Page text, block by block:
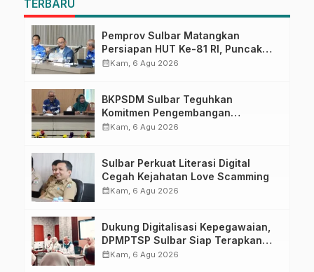
TERBARU
Pemprov Sulbar Matangkan
Persiapan HUT Ke-81 RI, Puncak
Upacara di Lapangan Ahmad
calendar_monthKam, 6 Agu 2026
BKPSDM Sulbar Teguhkan
Komitmen Pengembangan
Kompetensi ASN melalui
calendar_monthKam, 6 Agu 2026
Sulbar Perkuat Literasi Digital
Cegah Kejahatan Love Scamming
calendar_monthKam, 6 Agu 2026
Dukung Digitalisasi Kepegawaian,
DPMPTSP Sulbar Siap Terapkan
Aplikasi FLEKSI ASN
calendar_monthKam, 6 Agu 2026